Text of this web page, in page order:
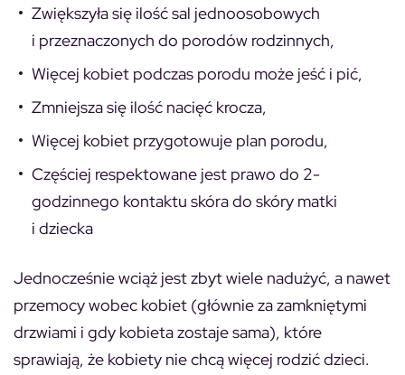
Zwiększyła się ilość sal jednoosobowych
i przeznaczonych do porodów rodzinnych,
Więcej kobiet podczas porodu może jeść i pić,
Zmniejsza się ilość nacięć krocza,
Więcej kobiet przygotowuje plan porodu,
Częściej respektowane jest prawo do 2-
godzinnego kontaktu skóra do skóry matki
i dziecka
Jednocześnie wciąż jest zbyt wiele nadużyć, a nawet
przemocy wobec kobiet (głównie za zamkniętymi
drzwiami i gdy kobieta zostaje sama), które
sprawiają, że kobiety nie chcą więcej rodzić dzieci.